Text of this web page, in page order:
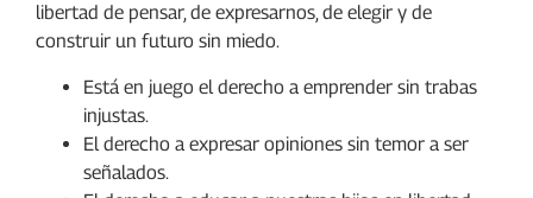
libertad de pensar, de expresarnos, de elegir y de
construir un futuro sin miedo.
Está en juego el derecho a emprender sin trabas
injustas.
El derecho a expresar opiniones sin temor a ser
señalados.